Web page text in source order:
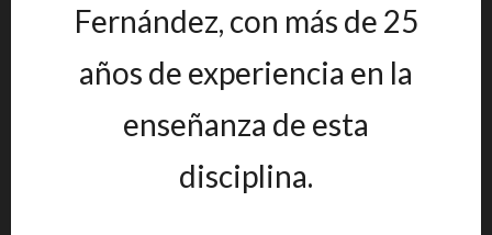
Fernández, con más de 25
años de experiencia en la
enseñanza de esta
disciplina.